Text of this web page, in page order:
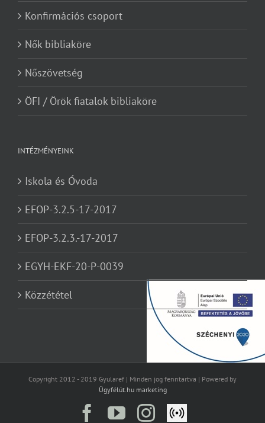
Konfirmációs csoport
Nők bibliaköre
Nőszövetség
ÖFI / Örök fiatalok bibliaköre
INTÉZMÉNYEINK
Iskola és Óvoda
EFOP-3.2.5-17-2017
EFOP-3.2.3.-17-2017
EGYH-EKF-20-P-0039
Közzététel
Copyright 2012 - 2019 Gyularef | Minden jog fenntartva | Powered by
Ügyfélút.hu marketing
Facebook
YouTubeInstagram
Élő